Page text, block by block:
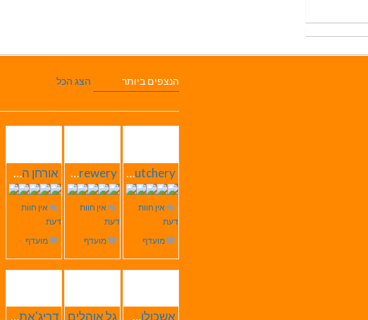
הנצפים ביותר הצג הכל
Butchery – בוצ'רי אחוזת הבשר
אין חוות
דעת
מועדף
SABRESA Brewery מבשלת שיכר | מבשלת בירה
אין חוות
דעת
מועדף
אורחן המעיין
אין חוות
דעת
מועדף
אשכולות הוליסטי Care גל אוהלים דריג'את המערה שבהר